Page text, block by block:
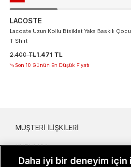
LACOSTE
Lacoste Uzun Kollu Bisiklet Yaka Baskılı
T-Shirt
2.400 TL1.471 TL
Son 10 Günün En Düşük Fiyatı
MÜŞTERI İLIŞKILERI
KURUMSAL
Daha iyi bir deneyim için